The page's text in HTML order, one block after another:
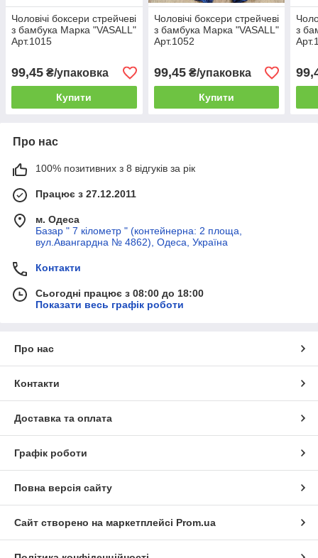
Чоловічі боксери стрейчеві
з бамбука Марка "VASALL"
Арт.1015
99,45 ₴/упаковка
Купити
Чоловічі боксери стрейчеві
з бамбука Марка "VASALL"
Арт.1052
99,45₴/упаковка
Купити
з
Про нас
100% позитивних з 8 відгуків за рік
Працює з 27.12.2011
м. Одеса
Базар " 7 кілометр " (контейнерна: 2 площа,
вул.Авангардна № 4862), Одеса, Україна
Контакти
Сьогодні працює з 08:00 до 18:00
Показати весь графік роботи
Про нас
Контакти
Доставка та оплата
Графік роботи
Повна версія сайту
Сайт створено на маркетплейсі Prom.ua